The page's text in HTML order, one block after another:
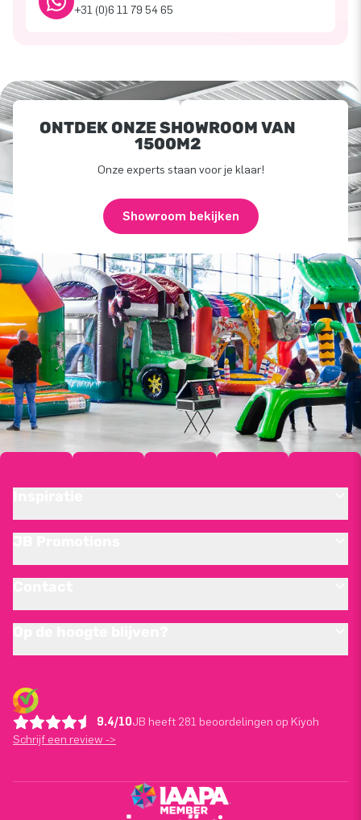
+31 (0)6 11 79 54 65
ONTDEK ONZE SHOWROOM VAN
1500M2
Onze experts staan voor je klaar!
Showroom bekijken
9.4/10JB heeft 281 beoordelingen op Kiyoh
Schrijf een review ->